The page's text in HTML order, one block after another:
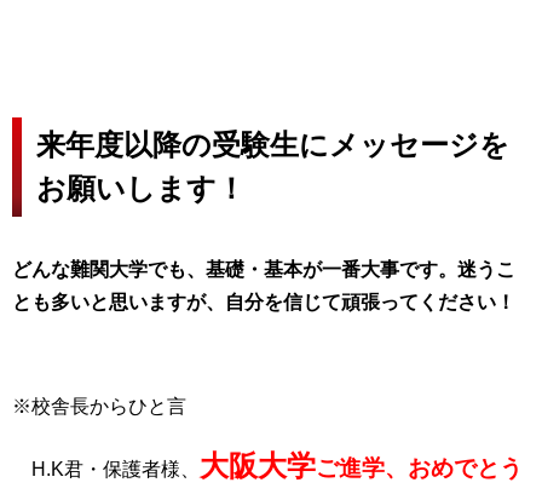
来年度以降の受験生にメッセージを
お願いします！
どんな難関大学でも、基礎・基本が一番大事です。迷うこ
とも多いと思いますが、自分を信じて頑張ってください！
※校舎長からひと言
H.K君・保護者様、 大阪大学ご進学、おめでとう